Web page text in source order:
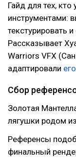
Гайд для тех,
инструментами:
текстурировать
Рассказывает
Warriors VFX
адаптировали
Сбор
Золотая
лягушки родом
Референсы
финальный